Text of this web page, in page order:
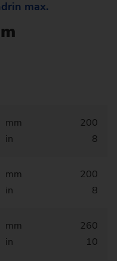
max.
mm
in
200
8
mm
in
200
8
mm
in
260
10